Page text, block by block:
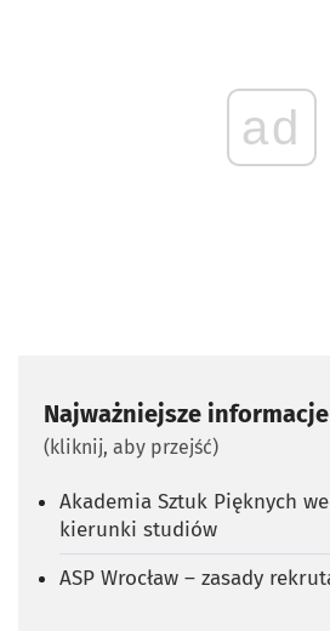
ad
Najważniejsze informacje
(kliknij, aby przejść)
Akademia Sztuk Pięknych
kierunki studiów
ASP Wrocław – zasady